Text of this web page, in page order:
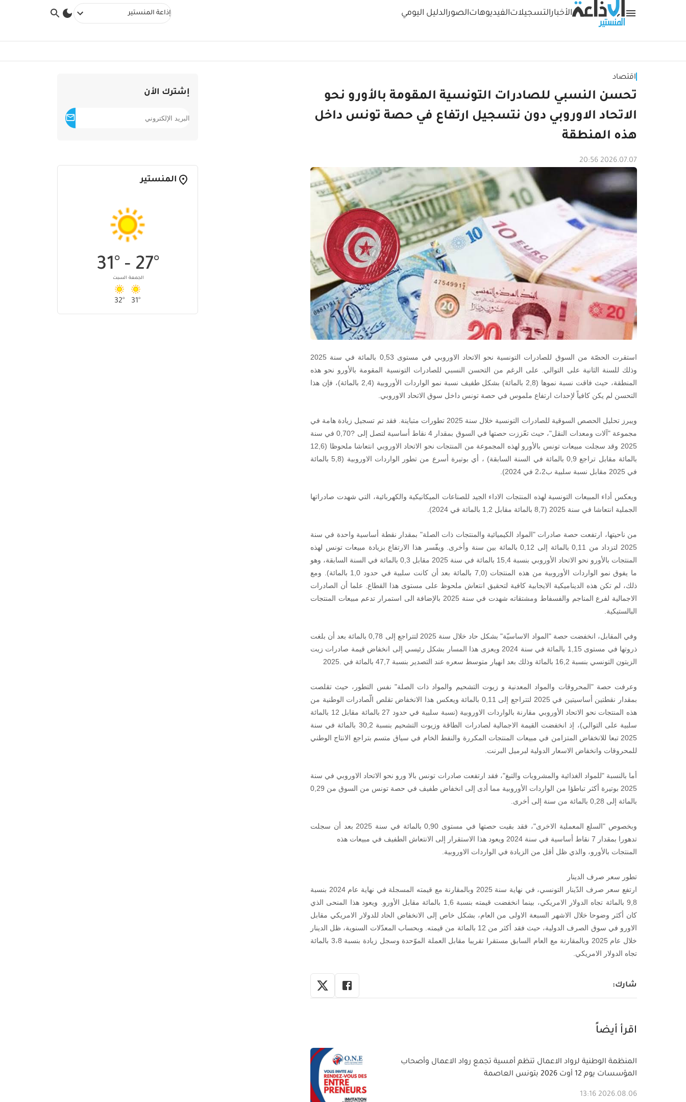
الأخبارالتسجيلاتالفيديوهاتالصورالدليل اليومي إذاعة المنستير
اقتصاد
تحسن النسبي للصادرات التونسية المقومة بالأورو نحو
الاتحاد الاوروبي دون نتسجيل ارتفاع في حصة تونس داخل
هذه المنطقة
2026.07.07 20:56
استقرت الحصّة من السوق للصادرات التونسية نحو الاتحاد الاوروبي في مستوى 0,53 بالمائة في سنة 2025
وذلك للسنة الثانية على التوالي. على الرغم من التحسن النسبي للصادرات التونسية المقومة بالأورو نحو هذه
المنطقة، حيث فاقت نسبة نموها (2,8 بالمائة) بشكل طفيف نسبة نمو الواردات الأوروبية (2,4 بالمائة)، فإن هذا
التحسن لم يكن كافياً لإحداث ارتفاع ملموس في حصة تونس داخل سوق الاتحاد الاوروبي.
ويبرز تحليل الحصص السوقية للصادرات التونسية خلال سنة 2025 تطورات متباينة. فقد تم تسجيل زيادة هامة في
مجموعة "آلات ومعدات النقل"، حيث تعّززت حصتها في السوق بمقدار 4 نقاط أساسية لتصل إلى ?0,70 في سنة
2025 وقد سجلت مبيعات تونس بالأورو لهذه المجموعة من المنتجات نحو الاتحاد الاوروبي انتعاشا ملحوظا (12,6
بالمائة مقابل تراجع 0,9 بالمائة في السنة السابقة) ، أي بوتيرة أسرع من تطور الواردات الاوروبية (5,8 بالمائة
في 2025 مقابل نسبة سلبية ب2،2 في 2024).
ويعكس أداء المبيعات التونسية لهذه المنتجات الاداء الجيد للصناعات الميكانيكية والكهربائية، التي شهدت صادراتها
الجملية انتعاشا في سنة 2025 (8,7 بالمائة مقابل 1,2 بالمائة في 2024).
من ناحيتها، ارتفعت حصة صادرات "المواد الكيميائية والمنتجات ذات الصلة" بمقدار نقطة أساسية واحدة في سنة
2025 لتزداد من 0,11 بالمائة إلى 0,12 بالمائة بين سنة وأخرى. ويفّسر هذا الارتفاع بزيادة مبيعات تونس لهذه
المنتجات بالأورو نحو الاتحاد الأوروبي بنسبة 15,4 بالمائة في سنة 2025 مقابل 0,3 بالمائة في السنة السابقة، وهو
ما يفوق نمو الواردات الأوروبية من هذه المنتجات (7,0 بالمائة بعد أن كانت سلبية في حدود 1,0 بالمائة). ومع
ذلك، لم تكن هذه الديناميكية الايجابية كافية لتحقيق انتعاش ملحوظ على مستوى هذا القطاع. علما أن الصادرات
الاجمالية لفرع المناجم والفسفاط ومشتقاته شهدت في سنة 2025 بالإضافة الى استمرار تدعم مبيعات المنتجات
البالستيكية.
وفي المقابل، انخفضت حصة "المواد الاساسيّة" بشكل حاد خلال سنة 2025 لتتراجع إلى 0,78 بالمائة بعد أن بلغت
ذروتها في مستوى 1,15 بالمائة في سنة 2024 ويعزى هذا المسار بشكل رئيسي إلى انخفاض قيمة صادرات زيت
الزيتون التونسي بنسبة 16,2 بالمائة وذلك بعد انهيار متوسط سعره عند التصدير بنسبة 47,7 بالمائة في .2025
وعرفت حصة "المحروقات والمواد المعدنية و زيوت التشحيم والمواد ذات الصلة" نفس التطور، حيث تقلصت
بمقدار نقطتين أساسيتين في 2025 لتتراجع إلى 0,11 بالمائة ويعكس هذا الانخفاض تقلص الّصادرات الوطنية من
هذه المنتجات نحو الاتحاد الأوروبي مقارنة بالواردات الاوروبية (نسبة سلبية في حدود 27 بالمائة مقابل 12 بالمائة
سلبية على التوالي)، إذ انخفضت القيمة الاجمالية لصادرات الطاقة وزيوت التشحيم بنسبة 30,2 بالمائة في سنة
2025 تبعا للانخفاض المتزامن في مبيعات المنتجات المكررة والنفط الخام في سياق متسم بتراجع الانتاج الوطني
للمحروقات وانخفاض الاسعار الدولية لبرميل البرنت.
أما بالنسبة "للمواد الغذائية والمشروبات والتبغ"، فقد ارتفعت صادرات تونس بالا ورو نحو الاتحاد الاوروبي في سنة
2025 بوتيرة أكثر تباطؤا من الواردات الأوروبية مما أدى إلى انخفاض طفيف في حصة تونس من السوق من 0,29
بالمائة إلى 0,28 بالمائة من سنة إلى أخرى.
وبخصوص "السلع المعملية الاخرى"، فقد بقيت حصتها في مستوى 0,90 بالمائة في سنة 2025 بعد أن سجلت
تدهورا بمقدار 7 نقاط أساسية في سنة 2024 ويعود هذا الاستقرار إلى الانتعاش الطفيف في مبيعات هذه
المنتجات بالأورو، والذي ظل أقل من الزيادة في الواردات الاوروبية.
تطور سعر صرف الدينار
ارتفع سعر صرف الدّينار التونسي، في نهاية سنة 2025 وبالمقارنة مع قيمته المسجلة في نهاية عام 2024 بنسبة
9,8 بالمائة تجاه الدولار الامريكي، بينما انخفضت قيمته بنسبة 1,6 بالمائة مقابل الأورو. ويعود هذا المنحى الذي
كان أكثر وضوحا خلال الاشهر السبعة الاولى من العام، بشكل خاص إلى الانخفاض الحاد للدولار الامريكي مقابل
الاورو في سوق الصرف الدولية، حيث فقد أكثر من 12 بالمائة من قيمته. وبحساب المعدّلات السنوية، ظل الدينار
خلال عام 2025 وبالمقارنة مع العام السابق مستقرا تقريبا مقابل العملة الموّحدة وسجل زيادة بنسبة 3،8 بالمائة
تجاه الدولار الامريكي.
شارك:
اقرأ أيضاً
المنظمة الوطنية لرواد الاعمال تنظم أمسية تجمع رواد الاعمال وأصحاب
المؤسسات يوم 12 أوت 2026 بتونس العاصمة
2026.08.06 13:16
إشترك الأن
المنستير
27° -
31°
الجمعة
31°
السبت
32°